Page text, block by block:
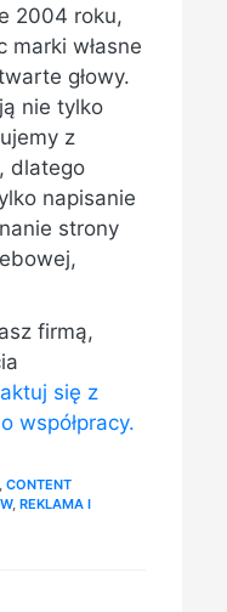
2004 roku,
marki własne
głowy.
nie tylko
z
dlatego
napisanie
strony
firmą,
się z
współpracy.
, CONTENT
, REKLAMA I